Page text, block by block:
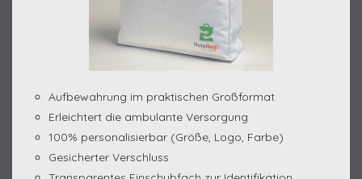
Aufbewahrung im praktischen Großformat
Erleichtert die ambulante Versorgung
100% personalisierbar (Größe, Logo, Farbe)
Gesicherter Verschluss